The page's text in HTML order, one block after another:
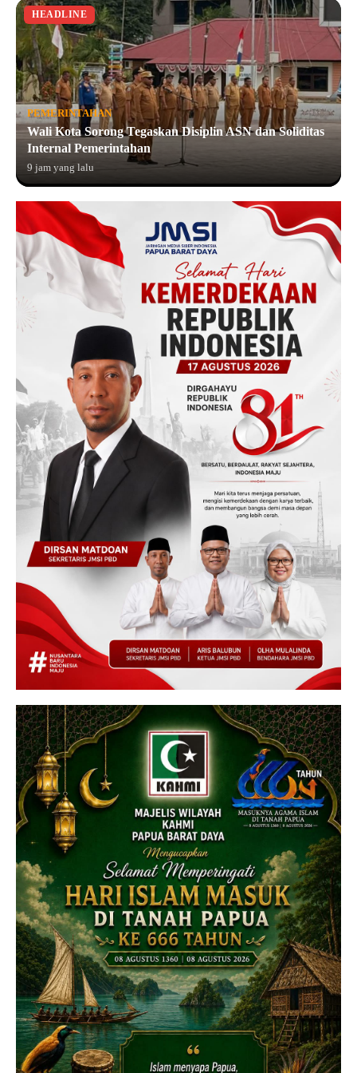
HEADLINE
PEMERINTAHAN
Wali Kota Sorong Tegaskan Disiplin ASN dan Soliditas
Internal Pemerintahan
9 jam yang lalu